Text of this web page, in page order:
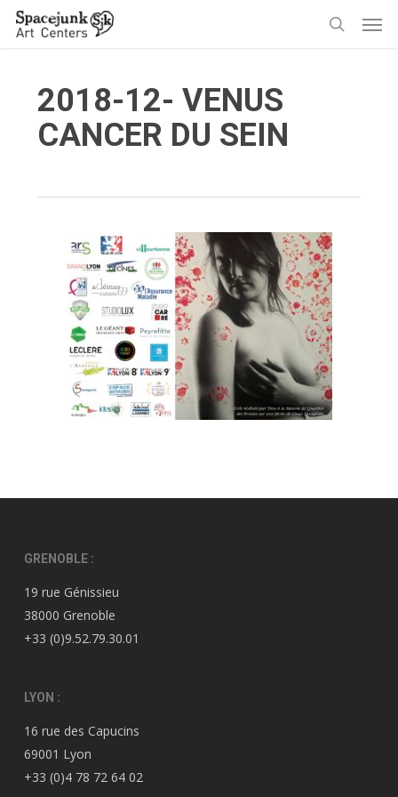
Skip
2018-12- VENUS
CANCER DU SEIN
GRENOBLE :
19 rue Génissieu
38000 Grenoble
+33 (0)9.52.79.30.01
LYON :
16 rue des Capucins
69001 Lyon
+33 (0)4 78 72 64 02